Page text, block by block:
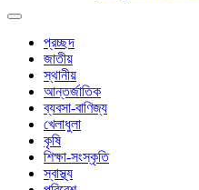
Toggle
navigation
প্রচ্ছদ
জাতীয়
স্থানীয়
আন্তর্জাতিক
ব্যবসা-বাণিজ্য
খেলাধুলা
কৃষি
শিক্ষা-সংস্কৃতি
স্বাস্থ্য